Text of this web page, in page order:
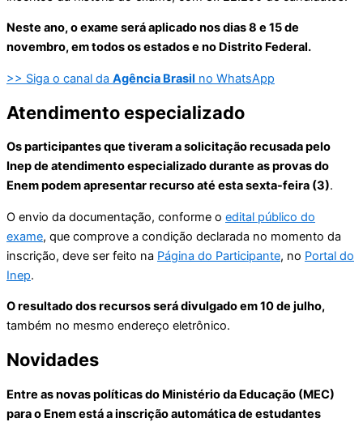
Neste ano, o exame será aplicado nos dias 8 e 15 de
novembro, em todos os estados e no Distrito Federal.
>> Siga o canal da Agência Brasil no WhatsApp
Atendimento especializado
Os participantes que tiveram a solicitação recusada pelo
Inep de atendimento especializado durante as provas do
Enem podem apresentar recurso até esta sexta-feira (3).
O envio da documentação, conforme o edital público do
exame, que comprove a condição declarada no momento da
inscrição, deve ser feito na Página do Participante, no Portal do
Inep.
O resultado dos recursos será divulgado em 10 de julho,
também no mesmo endereço eletrônico.
Novidades
Entre as novas políticas do Ministério da Educação (MEC)
para o Enem está a inscrição automática de estudantes